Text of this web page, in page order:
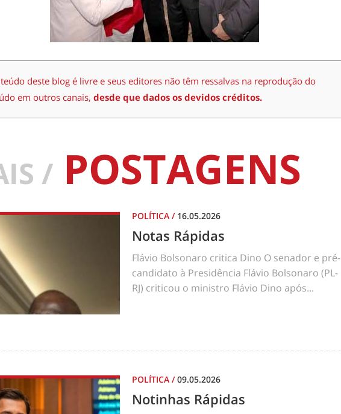
deste blog é livre e seus editores não têm ressalvas na reprodução do
em outros canais, desde que dados os devidos créditos.
/ POSTAGENS
POLÍTICA / 16.05.2026
Notas Rápidas
Flávio Bolsonaro critica Dino O senador e pré-
candidato à Presidência Flávio Bolsonaro (PL-
RJ) criticou o ministro Flávio Dino após...
POLÍTICA /09.05.2026
Notinhas Rápidas